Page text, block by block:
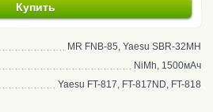
Купить
MR FNB-85, Yaesu SBR-32MH
NiMh, 1500мАч
Yaesu FT-817, FT-817ND, FT-818